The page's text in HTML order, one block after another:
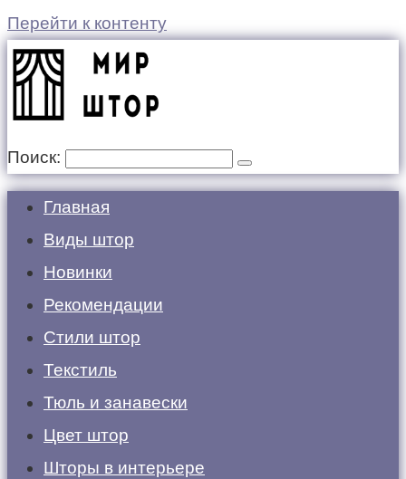
Перейти к контенту
Поиск:
Главная
Виды штор
Новинки
Рекомендации
Стили штор
Текстиль
Тюль и занавески
Цвет штор
Шторы в интерьере